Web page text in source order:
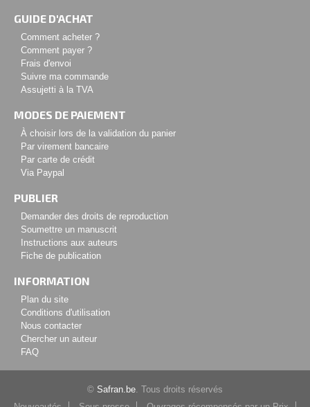
GUIDE D'ACHAT
Comment acheter ?
Comment payer ?
Frais d'envoi
Suivre ma commande
Assujetti à la TVA
MODES DE PAIEMENT
À choisir lors de la validation du panier
Par virement bancaire
Par carte de crédit
Via Paypal
PUBLIER
Demander des droits de reproduction
Soumettre un manuscrit
Instructions aux auteurs
Fiche de publication
INFORMATION
Plan du site
Conditions d'utilisation
Nous contacter
Chercher un auteur
FAQ
© Safran.be. Tous droits réservés